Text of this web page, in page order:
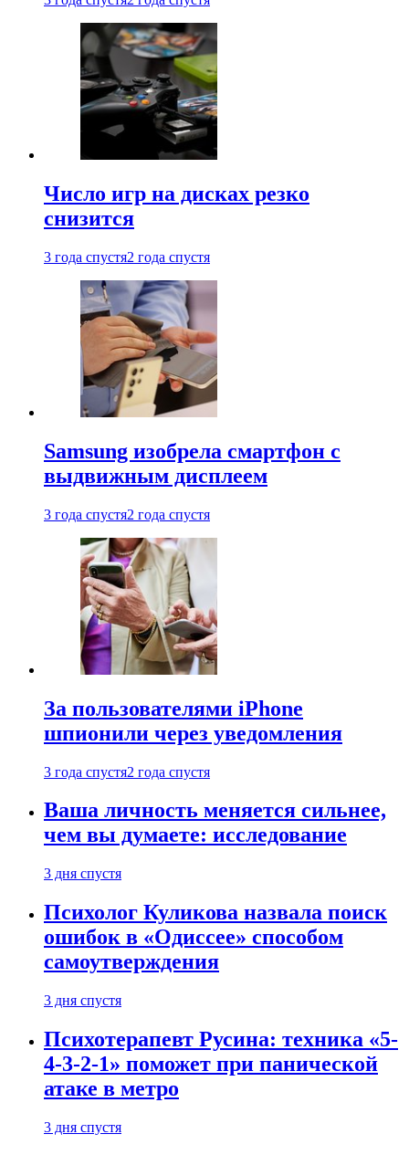
Число игр на дисках резко
снизится
3 года спустя2 года спустя
Samsung изобрела смартфон с
выдвижным дисплеем
3 года спустя2 года спустя
За пользователями iPhone
шпионили через уведомления
3 года спустя2 года спустя
Ваша личность меняется сильнее,
чем вы думаете: исследование
3 дня спустя
Психолог Куликова назвала поиск
ошибок в «Одиссее» способом
самоутверждения
3 дня спустя
Психотерапевт Русина: техника «5-
4-3-2-1» поможет при панической
атаке в метро
3 дня спустя